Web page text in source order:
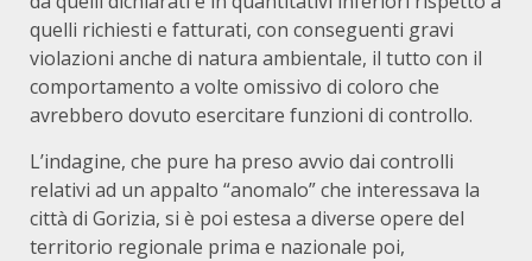
quelli richiesti e fatturati, con conseguenti gravi
violazioni anche di natura ambientale, il tutto con il
comportamento a volte omissivo di coloro che
avrebbero dovuto esercitare funzioni di controllo.
L’indagine, che pure ha preso avvio dai controlli
relativi ad un appalto “anomalo” che interessava la
città di Gorizia, si è poi estesa a diverse opere del
territorio regionale prima e nazionale poi,